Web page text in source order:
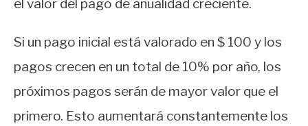
el valor del pago de anualidad creciente.
Si un pago inicial está valorado en $ 100 y los
pagos crecen en un total de 10% por año, los
próximos pagos serán de mayor valor que el
primero. Esto aumentará constantemente los